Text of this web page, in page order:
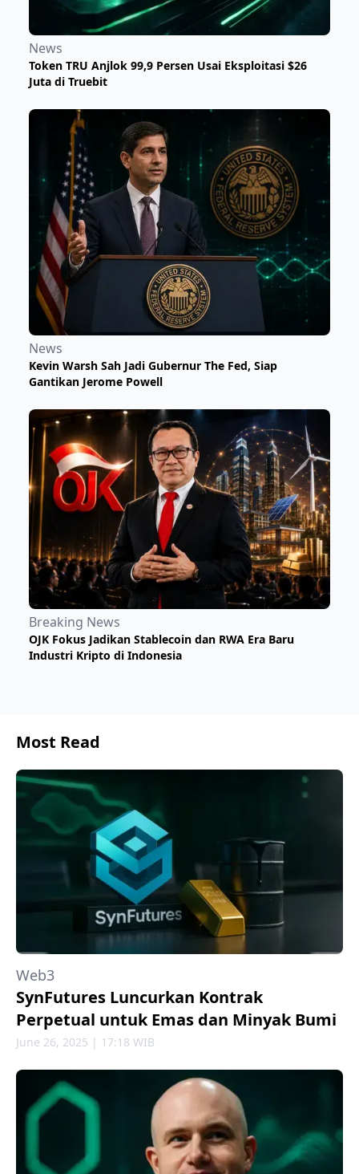
News
Token TRU Anjlok 99,9 Persen Usai Eksploitasi $26
Juta di Truebit
News
Kevin Warsh Sah Jadi Gubernur The Fed, Siap
Gantikan Jerome Powell
Breaking News
OJK Fokus Jadikan Stablecoin dan RWA Era Baru
Industri Kripto di Indonesia
Most Read
Web3
SynFutures Luncurkan Kontrak
Perpetual untuk Emas dan Minyak Bumi
June 26, 2025 | 17:18 WIB